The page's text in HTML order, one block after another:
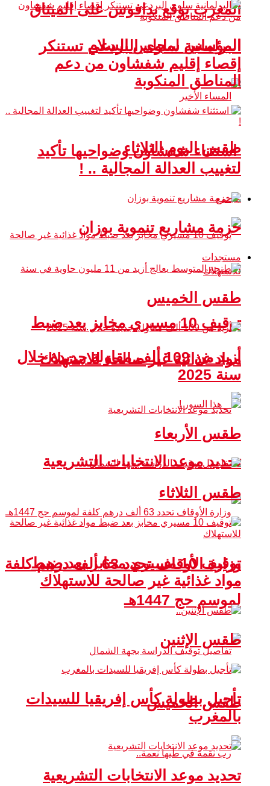
المغرب يوقع بدافوس على الميثاق
المؤسس لمجلس السلام
طقس اليوم الثلاثاء
مجتمع
توقيف 10 مسيري مخابز بعد ضبط
مواد غذائية غير صالحة للاستهلاك
تحديد موعد الانتخابات التشريعية
وزارة الأوقاف تحدد 63 ألف درهم كلفة
لموسم حج 1447هـ
طقس الخميس
البرلمانية سلوى البردعي تستنكر
إقصاء إقليم شفشاون من دعم
المناطق المنكوبة
استثناء شفشاون وضواحيها تأكيد
لتغييب العدالة المجالية .. !
حزمة مشاريع تنموية بوزان
مستجدات
طقس الخميس
أزيد من 109 ألف مقاولة جديدة خلال
سنة 2025
طقس الأربعاء
طقس الثلاثاء
توقيف 10 مسيري مخابز بعد ضبط
مواد غذائية غير صالحة للاستهلاك
طقس الإثنين
تأجيل بطولة كأس إفريقيا للسيدات
بالمغرب
تحديد موعد الانتخابات التشريعية